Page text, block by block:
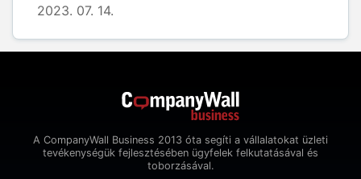
2023. 07. 14.
A CompanyWall Business 2013 óta segíti a vállalatokat üzleti
tevékenységük fejlesztésében ügyfelek felkutatásával és
toborzásával.